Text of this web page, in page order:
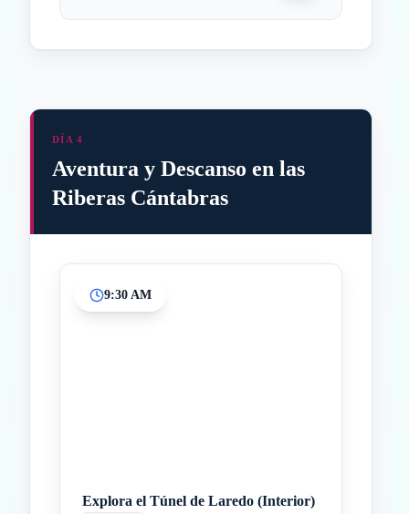
DÍA 4
Aventura y Descanso en las
Riberas Cántabras
9:30 AM
Explora el Túnel de Laredo (Interior)